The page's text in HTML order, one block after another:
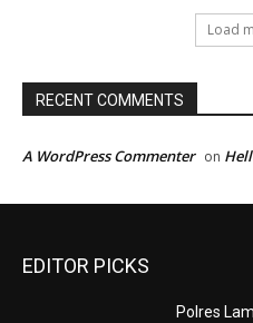
Load
RECENT COMMENTS
A WordPress Commenter on
EDITOR PICKS
Polres